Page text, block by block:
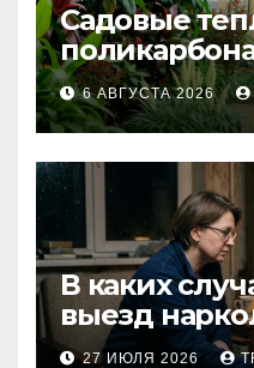
Садовые
и 6 мм
6 АВГУСТА 2026
В каких
выезд
пациенту
27 ИЮЛЯ 2026